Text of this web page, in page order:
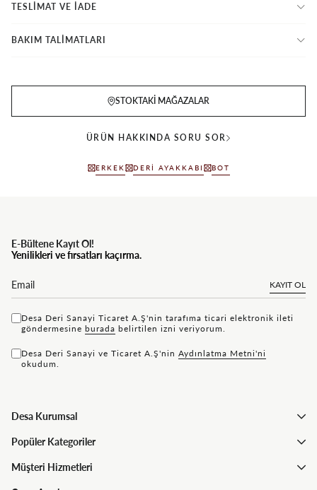
TESLİMAT VE İADE
BAKIM TALİMATLARI
STOKTAKI MAĞAZALAR
ÜRÜN HAKKINDA SORU SOR
ERKEK DERI AYAKKABI BOT
E-Bültene Kayıt Ol!
Yenilikleri ve fırsatları kaçırma.
KAYIT OL
Desa Deri Sanayi Ticaret A.Ş'nin tarafıma ticari elektronik ileti
göndermesine bu rada belirtilen izni veriyorum.
Desa Deri Sanayi ve Ticaret A.Ş'nin Aydınlatma Metni'ni
okudum.
Desa Kurumsal
Popüler Kategoriler
Müşteri Hizmetleri